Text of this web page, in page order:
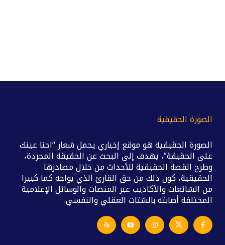
الصورة الحقيقية
الصورة الحقيقية هو موقع إخباري يحمل شعار “احنا عينك
على الحقيقة”، يهدف إلى البحث عن الحقيقة المجردة،
وطرح القصة الحقيقية للأحداث من خلال مصادرها
الحقيقية، كون ذلك من حق القارئ الذي يواجه كما كبيرا
من الشائعات والأكاذيب عبر المنصات والوسائل الإعلامية
المختلفة أصابته بالشتات العقلي والنفسي.